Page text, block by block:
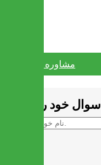
مشاوره واتس آپ
سوال خود را بپرسید